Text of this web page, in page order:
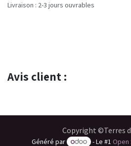
Livraison : 2-3 jours ouvrables
Avis client :
Copyright ©Terres
Généré par - Le #1 Open